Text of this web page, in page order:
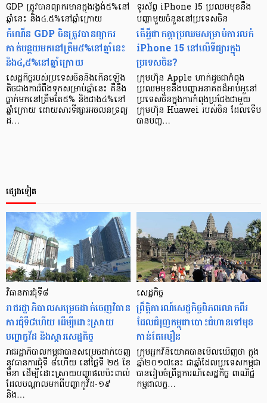
GDP ត្រូវបានព្យាករមានក្នុងរង្វង់៥%នៅ
ឆ្នាំនេះ និង៤.៥%នៅឆ្នាំក្រោយ
កំណើន GDP ចិនត្រូវបានព្យាករ
កាត់បន្ថយមកនៅត្រឹម៥%នៅឆ្នាំនេះ
និង៤,៥%នៅឆ្នាំក្រោយ
សេដ្ឋកិច្ចរបស់ប្រទេសចិននឹងកើនឡើង
តិចជាងការរំពឹងទុកសម្រាប់ឆ្នាំនេះ គឺនឹង
ធ្លាក់មកនៅត្រឹមតែ៥% និងជាង៤%នៅ
ឆ្នាំក្រោយ ដោយសារទីផ្សារអចលនទ្រព្យ
ដ…
ទូរស័ព្ទ iPhone 15 ប្រឈមមុខនឹង
បញ្ហាមួយចំនួននៅប្រទេសចិន
តើអ្វីជាកត្តាប្រឈមសម្រាប់ការលក់
iPhone 15 នៅលើទីផ្សារក្នុង
ប្រទេសចិន?
ក្រុមហ៊ុន Apple ហាក់ដូចជាកំពុង
ប្រឈមមុខនឹងបញ្ហាអនាគតដ៏អាប់អួនៅ
ប្រទេសចិនក្នុងការកំពុងប្រជែងជាមួយ
ក្រុមហ៊ុន Huawei របស់ចិន ដែលទើប
បានបញ្ច…
ផ្សេងទៀត
វិធានការជុំទី៨
រាជរដ្ឋាភិបាលសម្រេចដាក់ចេញវិធាន
ការជុំទី៨ហើយ ដើម្បីដោះស្រាយ
បញ្ហាកូវីដ និងស្ដារសេដ្ឋកិច្ច
រាជរដ្ឋាភិបាលកម្ពុជាបានសម្រេចដាក់ចេញ
នូវធានការជុំទី ៨ហើយ នៅថ្ងៃទី ២៥ ខែ
មីនា ដើម្បីដោះស្រាយបញ្ហាផលប៉ះពាល់
ដែលបណ្ដាលមកពីបញ្ហាកូវីដ-១៩
និង…
សេដ្ឋកិច្ច
ព្រឹត្តិការណ៍​សេដ្ឋកិច្ច​ពិភពលោក​ពីរ​
ដែល​ជំរុញ​កម្ពុជា​បោះ​ជំហាន​ទៅ​មុខ​
កាន់​តែ​លឿន
ក្រុម​អ្នក​វិនិយោគ​បាន​មើល​ឃើញ​ថា ក្នុង​
ឆ្នាំ​២០១៧​នេះ ជា​ឆ្នាំ​ដែល​ប្រទេស​កម្ពុជា​
បាន​រៀបចំ​ព្រឹត្តការណ៍​សេដ្ឋកិច្ច ​ពាណិជ្ជ​
កម្ម​ជា​លក្ខ…